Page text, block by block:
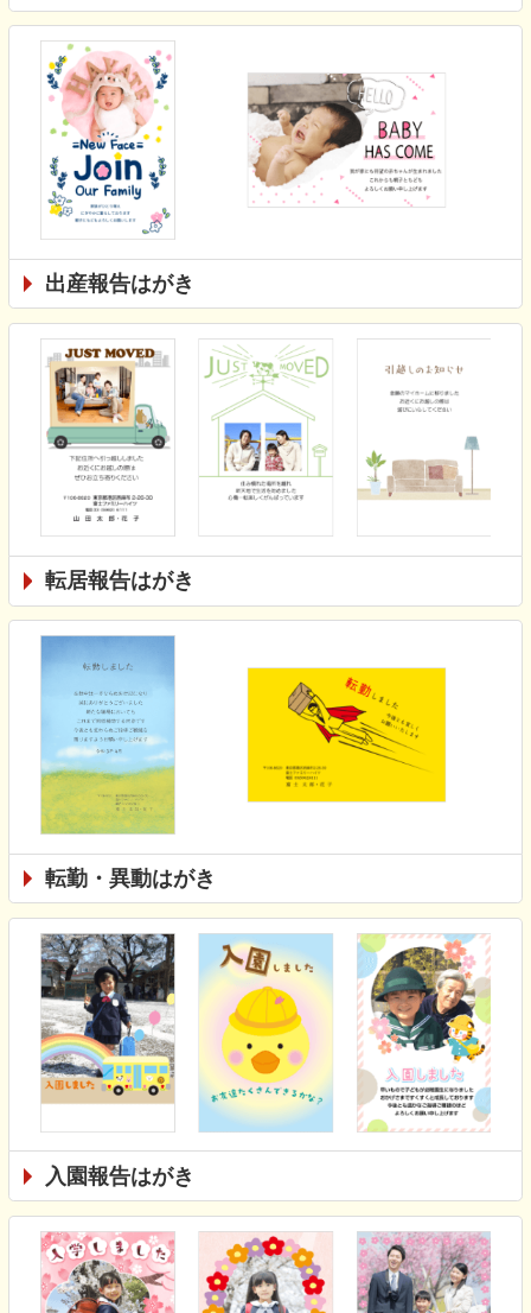
出産報告はがき
転居報告はがき
転勤・異動はがき
入園報告はがき